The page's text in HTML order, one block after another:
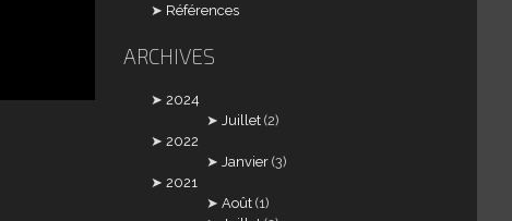
Références
ARCHIVES
2024
Juillet (2)
2022
Janvier (3)
2021
Août (1)